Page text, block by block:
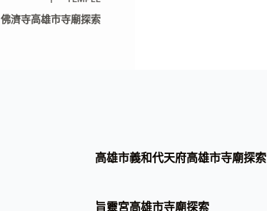
佛濟寺高雄市寺廟探索
高雄市義和代天府高雄市寺廟探索
旨靈宮高雄市寺廟探索